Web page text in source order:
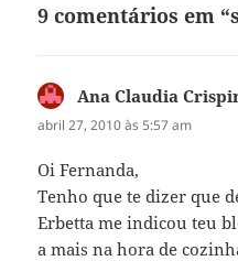
9 comentários em
Ana Claudia
abril 27, 2010 às 5:57 am
Oi Fernanda,
Tenho que te dizer que
Erbetta me indicou teu
a mais na hora de